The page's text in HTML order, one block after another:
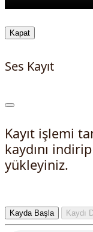
Kapat
Ses Kayıt
Kayıt işlemi
kaydını
yükleyiniz.
Kayda Başla Kaydı